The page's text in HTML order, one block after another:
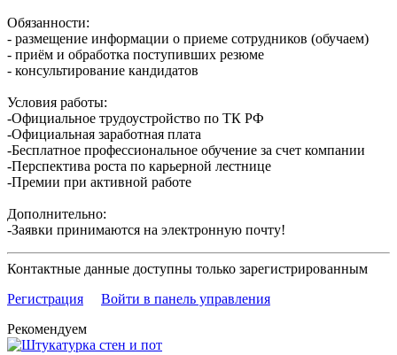
Обязанности:
- размещение информации о приеме сотрудников (обучаем)
- приём и обработка поступивших резюме
- консультирование кандидатов
Условия работы:
-Официальное трудоустройство по ТК РФ
-Официальная заработная плата
-Бесплатное профессиональное обучение за счет компании
-Перспектива роста по карьерной лестнице
-Премии при активной работе
Дополнительно:
-Заявки принимаются на электронную почту!
Контактные данные доступны только зарегистрированным
Регистрация
Войти в панель управления
Рекомендуем